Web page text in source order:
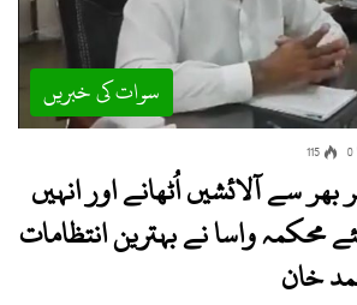
سوات کی خبریں
0
115
سے آلائشیں اُٹھانے اور انہیں
محکمہ واسا نے بہترین انتظامات
خان